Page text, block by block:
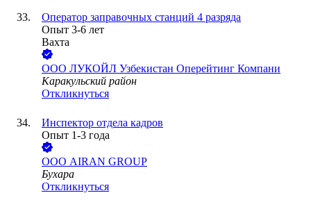
Оператор заправочных станций 4 разряда
Опыт 3-6 лет
Вахта
ООО ЛУКОЙЛ Узбекистан Оперейтинг Компани
Каракульский район
Откликнуться
Инспектор отдела кадров
Опыт 1-3 года
ООО AIRAN GROUP
Бухара
Откликнуться